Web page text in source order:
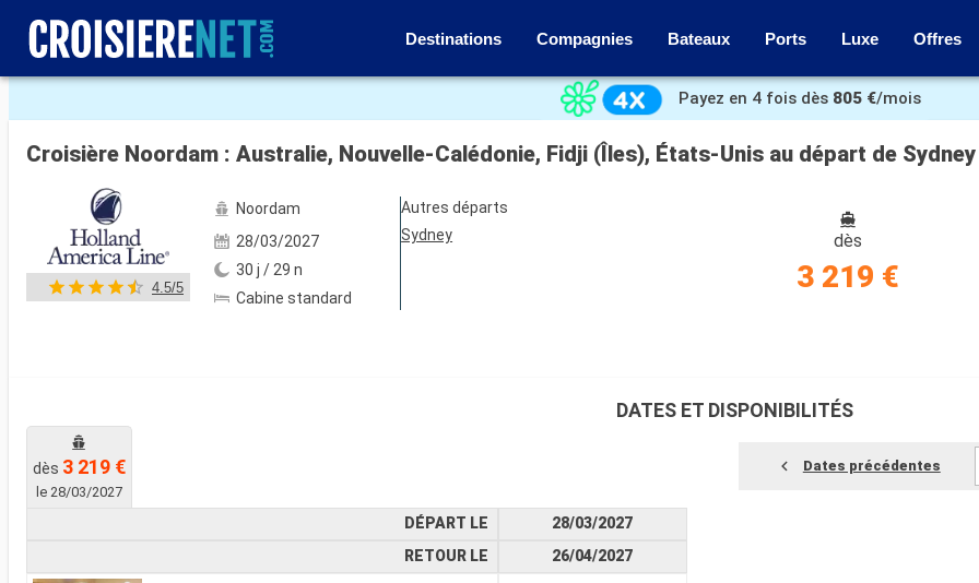
Destinations Compagnies Bateaux Ports Luxe Offres
Voir les 27 autres photos
Payez en 4 fois dès 805 €/mois
Croisière Noordam : Australie, Nouvelle-Calédonie, Fidji (Îles), États-Unis au départ de Sydney
4.5/5
Noordam
28/03/2027
30 j / 29 n
Cabine standard
Autres départs
Sydney
dès
3 219 €
DATES ET DISPONIBILITÉS
dès 3 219 €
le 28/03/2027
Dates précédentes
DÉPART LE
RETOUR LE
28/03/2027
26/04/2027